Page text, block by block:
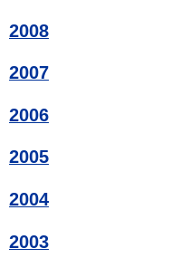
2008
2007
2006
2005
2004
2003